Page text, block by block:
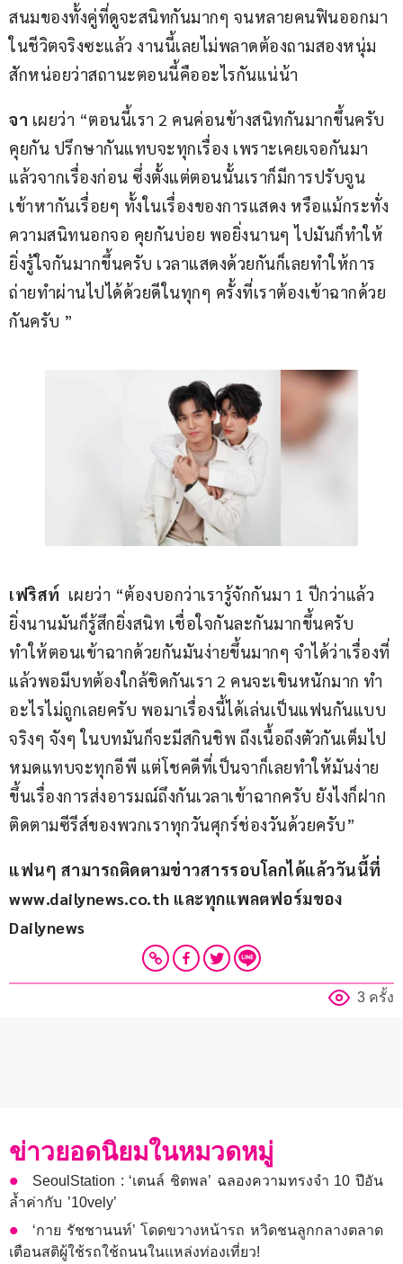
สนมของทั้งคู่ที่ดูจะสนิทกันมากๆ จนหลายคนฟินออกมา
ในชีวิตจริงซะแล้ว งานนี้เลยไม่พลาดต้องถามสองหนุ่ม
สักหน่อยว่าสถานะตอนนี้คืออะไรกันแน่น้า
จา เผยว่า “ตอนนี้เรา 2 คนค่อนข้างสนิทกันมากขึ้นครับ
คุยกัน ปรึกษากันแทบจะทุกเรื่อง เพราะเคยเจอกันมา
แล้วจากเรื่องก่อน ซึ่งตั้งแต่ตอนนั้นเราก็มีการปรับจูน
เข้าหากันเรื่อยๆ ทั้งในเรื่องของการแสดง หรือแม้กระทั่ง
ความสนิทนอกจอ คุยกันบ่อย พอยิ่งนานๆ ไปมันก็ทำให้
ยิ่งรู้ใจกันมากขึ้นครับ เวลาแสดงด้วยกันก็เลยทำให้การ
ถ่ายทำผ่านไปได้ด้วยดีในทุกๆ ครั้งที่เราต้องเข้าฉากด้วย
กันครับ ”
เฟริสท์ เผยว่า “ต้องบอกว่าเรารู้จักกันมา 1 ปีกว่าแล้ว
ยิ่งนานมันก็รู้สึกยิ่งสนิท เชื่อใจกันละกันมากขึ้นครับ
ทำให้ตอนเข้าฉากด้วยกันมันง่ายขึ้นมากๆ จำได้ว่าเรื่องที่
แล้วพอมีบทต้องใกล้ชิดกันเรา 2 คนจะเขินหนักมาก ทำ
อะไรไม่ถูกเลยครับ พอมาเรื่องนี้ได้เล่นเป็นแฟนกันแบบ
จริงๆ จังๆ ในบทมันก็จะมีสกินชิพ ถึงเนื้อถึงตัวกันเต็มไป
หมดแทบจะทุกอีพี แต่โชคดีที่เป็นจาก็เลยทำให้มันง่าย
ขึ้นเรื่องการส่งอารมณ์ถึงกันเวลาเข้าฉากครับ ยังไงก็ฝาก
ติดตามซีรีส์ของพวกเราทุกวันศุกร์ช่องวันด้วยครับ”
แฟนๆ สามารถติดตามข่าวสารรอบโลกได้แล้ววันนี้ที่
www.dailynews.co.th และทุกแพลตฟอร์มของ
Dailynews
3 ครั้ง
ข่าวยอดนิยมในหมวดหมู่
SeoulStation : ‘เตนล์ ชิตพล’ ฉลองความทรงจำ 10 ปีอัน
ล้ำค่ากับ ’10vely’
‘กาย รัชชานนท์’ โดดขวางหน้ารถ หวิดชนลูกกลางตลาด
เตือนสติผู้ใช้รถใช้ถนนในแหล่งท่องเที่ยว!